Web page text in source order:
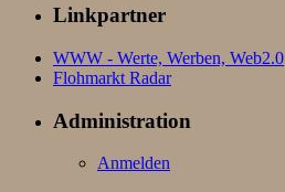
Linkpartner
WWW - Werte, Werben, Web2.0
Flohmarkt Radar
Administration
Anmelden